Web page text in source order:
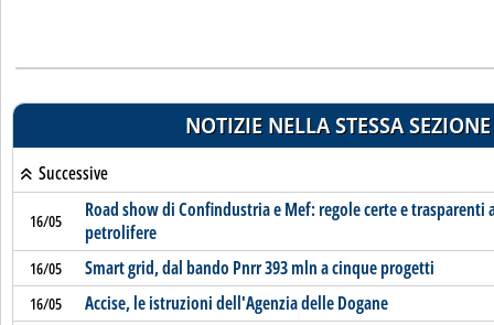
NOTIZIE NELLA STESSA SEZIONE
Successive
16/05
Road show di Confindustria e Mef: regole certe e trasparenti
petrolifere
16/05 Smart grid, dal bando Pnrr 393 mln a cinque progetti
16/05 Accise, le istruzioni dell'Agenzia delle Dogane